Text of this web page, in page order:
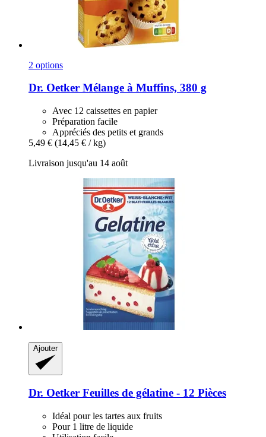
2 options
Dr. Oetker Mélange à Muffins, 380 g
Avec 12 caissettes en papier
Préparation facile
Appréciés des petits et grands
5,49 € (14,45 € / kg)
Livraison jusqu'au 14 août
Ajouter
Dr. Oetker Feuilles de gélatine -​ 12 Pièces
Idéal pour les tartes aux fruits
Pour 1 litre de liquide